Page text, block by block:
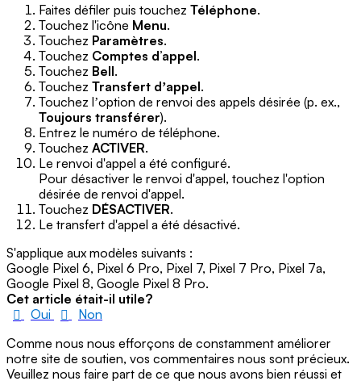
Faites défiler puis touchez Téléphone.
Touchez l'icône Menu.
Touchez Paramètres.
Touchez Comptes d’appel.
Touchez Bell.
Touchez Transfert dʼappel.
Touchez lʼoption de renvoi des appels désirée (p. ex.,
Toujours transférer).
Entrez le numéro de téléphone.
Touchez ACTIVER.
Le renvoi d'appel a été configuré.
Pour désactiver le renvoi d'appel, touchez l'option
désirée de renvoi d'appel.
Touchez DÉSACTIVER.
Le transfert d'appel a été désactivé.
S'applique aux modèles suivants :
Google Pixel 6, Pixel 6 Pro, Pixel 7, Pixel 7 Pro, Pixel 7a,
Google Pixel 8, Google Pixel 8 Pro.
Cet article était-il utile?
Oui
Non
Comme nous nous efforçons de constamment améliorer
notre site de soutien, vos commentaires nous sont précieux.
Veuillez nous faire part de ce que nous avons bien réussi et